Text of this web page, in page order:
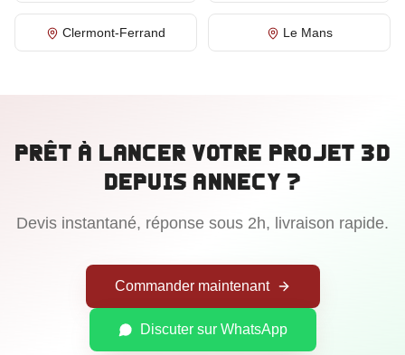
Clermont-Ferrand Le Mans
Prêt à lancer votre projet 3D
depuis Annecy ?
Devis instantané, réponse sous 2h, livraison rapide.
Commander maintenant
Discuter sur WhatsApp